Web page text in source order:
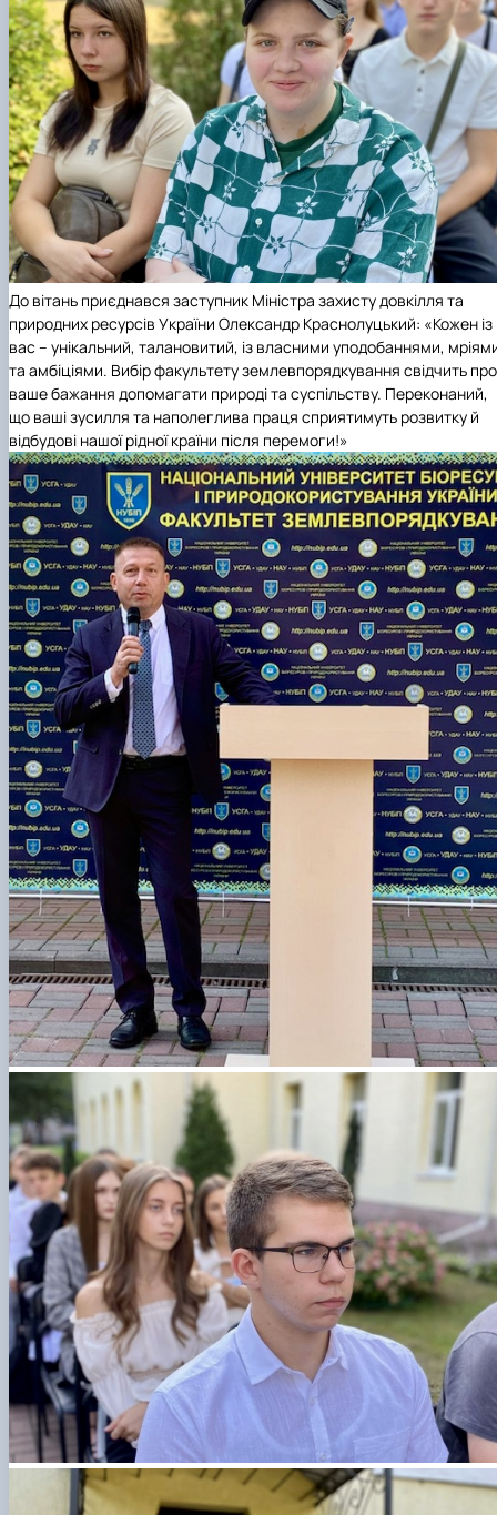
До вітань приєднався заступник Міністра захисту довкілля та
природних ресурсів України Олександр Краснолуцький: «Кожен із
вас – унікальний, талановитий, із власними уподобаннями,
та амбіціями. Вибір факультету землевпорядкування свідчить про
ваше бажання допомагати природі та суспільству. Переконаний,
що ваші зусилля та наполеглива праця сприятимуть розвитку й
відбудові нашої рідної країни після перемоги!»